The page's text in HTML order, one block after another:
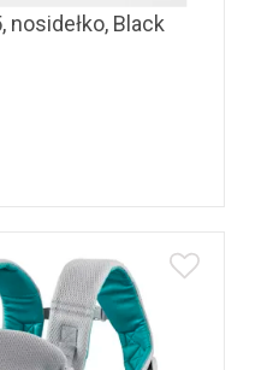
nosidełko, Black